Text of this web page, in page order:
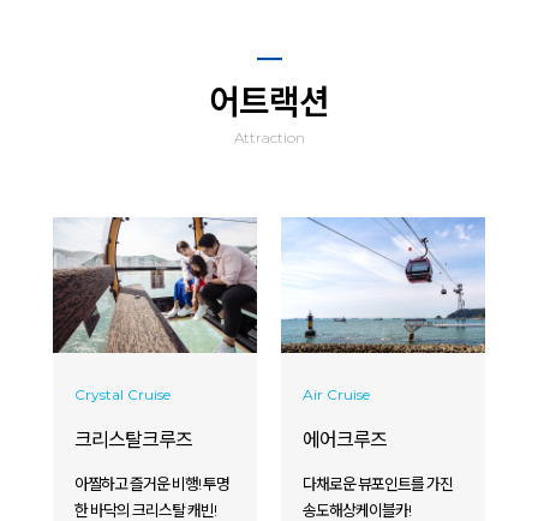
어트랙션
Attraction
Crystal Cruise
크리스탈크루즈
아찔하고 즐거운 비행! 투명
한 바닥의 크리스탈 캐빈!
Air Cruise
에어크루즈
다채로운 뷰포인트를 가진
송도해상케이블카!